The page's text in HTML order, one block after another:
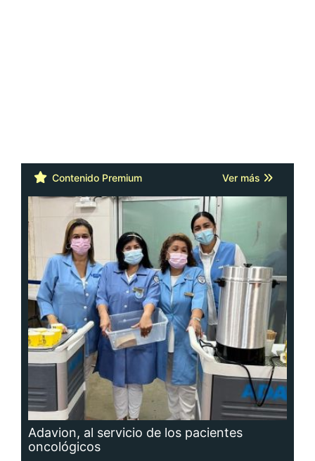
Contenido Premium Ver más
Adavion, al servicio de los pacientes
oncológicos